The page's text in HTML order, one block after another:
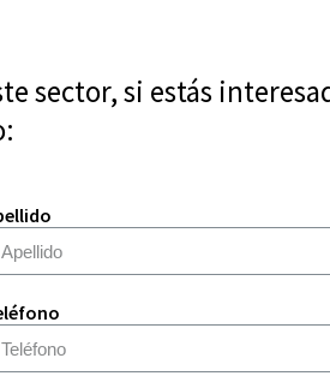
sector, si estás